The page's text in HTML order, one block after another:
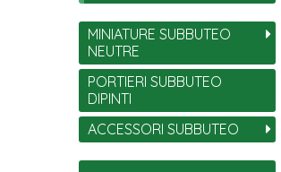
MINIATURE SUBBUTEO
NEUTRE
PORTIERI SUBBUTEO
DIPINTI
ACCESSORI SUBBUTEO